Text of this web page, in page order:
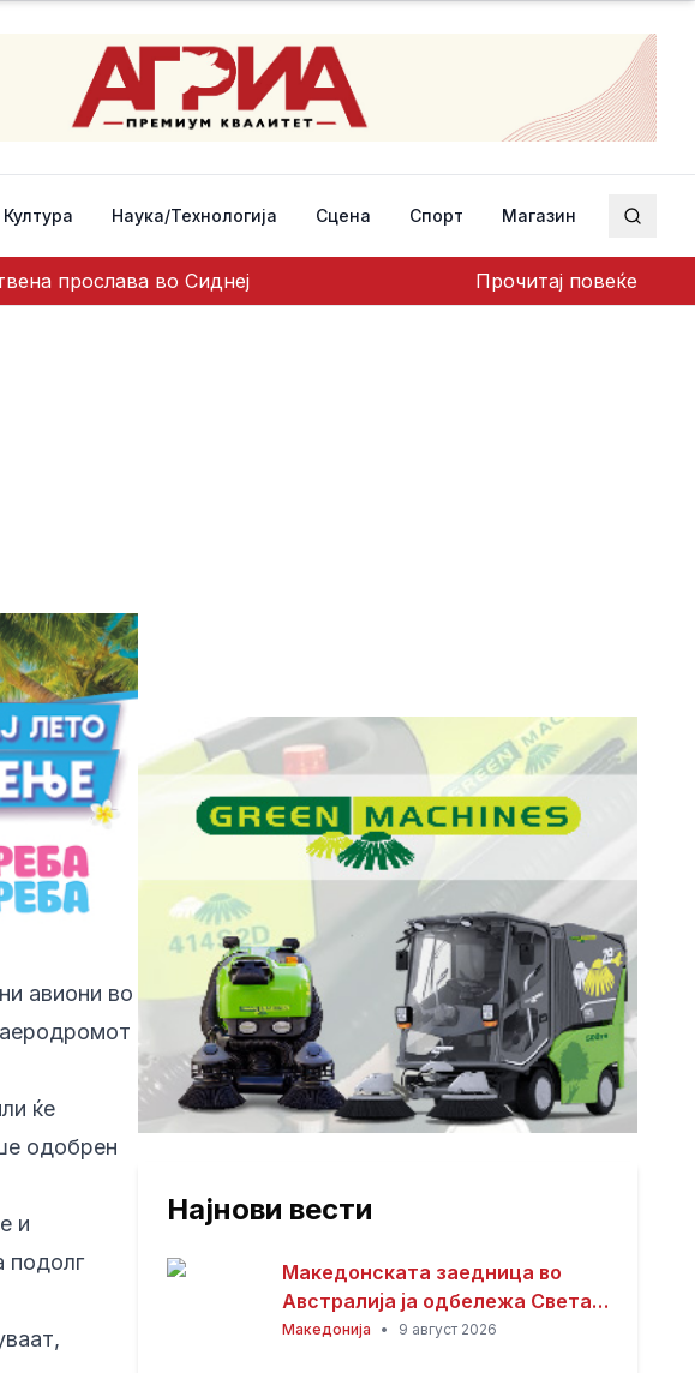
Култура Наука/Технологија Сцена Спорт Магазин
прослава во Сиднеј Прочитај повеќе
авиони во
ќе
одобрен
и
подолг
Најнови вести
Македонската заедница во
Австралија ја одбележа Света
Петка – торжествена прослава
Македонија • 9 август 2026